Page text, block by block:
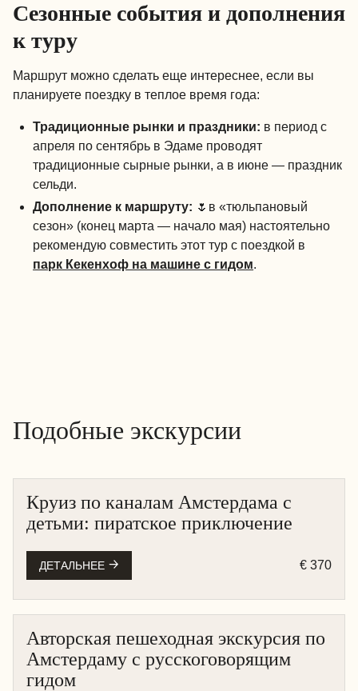
Сезонные события и дополнения
к туру
Маршрут можно сделать еще интереснее, если вы
планируете поездку в теплое время года:
Традиционные рынки и праздники: в период с
апреля по сентябрь в Эдаме проводят
традиционные сырные рынки, а в июне — праздник
сельди.
Дополнение к маршруту: 🌷 в «тюльпановый
сезон» (конец марта — начало мая) настоятельно
рекомендую совместить этот тур с поездкой в
парк Кекенхоф на машине с гидом.
Подобные экскурсии
АМСТЕРДАМ
КРУИЗ НА ЛОДКЕ
Круиз по каналам Амстердама с
детьми: пиратское приключение
ДЕТАЛЬНЕЕ € 370
АМСТЕРДАМ
ПЕШЕХОДНАЯ
Авторская пешеходная экскурсия по
Амстердаму с русскоговорящим
гидом